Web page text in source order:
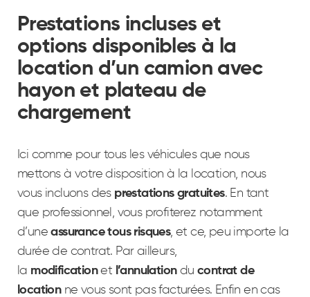
Prestations incluses et
options disponibles à la
location d’un camion avec
hayon et plateau de
chargement
Ici comme pour tous les véhicules que nous
mettons à votre disposition à la location, nous
vous incluons des prestations gratuites. En tant
que professionnel, vous profiterez notamment
d’uneassurance tous risques, et ce, peu importe la
durée de contrat. Par ailleurs,
la modificationet l’annulationducontrat de
locationne vous sont pas facturées. Enfin en cas